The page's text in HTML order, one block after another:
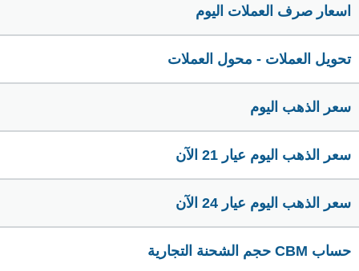
اسعار صرف العملات اليوم
تحويل العملات - محول العملات
سعر الذهب اليوم
سعر الذهب اليوم عيار 21 الآن
سعر الذهب اليوم عيار 24 الآن
حساب CBM حجم الشحنة التجارية